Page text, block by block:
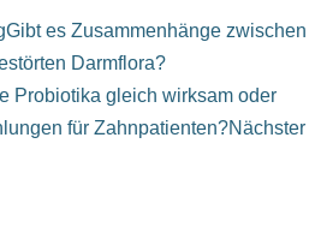
Gibt es Zusammenhänge zwischen
Darmflora?
Probiotika gleich wirksam oder
für Zahnpatienten?Nächster